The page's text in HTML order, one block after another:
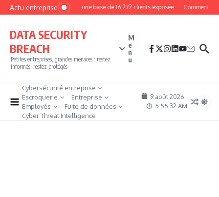
Aller au contenu
Actu entrepriseMyPhoto : une base de 16 272 clients exposée Comment
DATA SECURITY
BREACH
Petites entreprises, grandes menaces : restez
informés, restez protégés
M
e
n
u
Cybersécurité entreprise
Escroquerie
Entreprise
Employés
Fuite de données
Cyber Threat Intelligence
9 août 2026
5:55:33 AM